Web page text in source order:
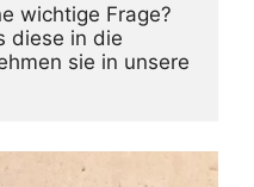
wichtige Frage?
diese in die
sie in unsere